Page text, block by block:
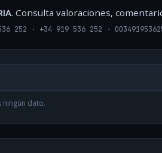
. Consulta valoraciones,
252 · +34 919 536 252 ·
ningún dato.